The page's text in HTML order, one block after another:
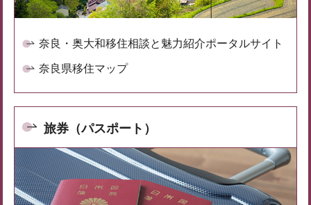
奈良・奥大和移住相談と魅力紹介ポータルサイト
奈良県移住マップ
旅券（パスポート）